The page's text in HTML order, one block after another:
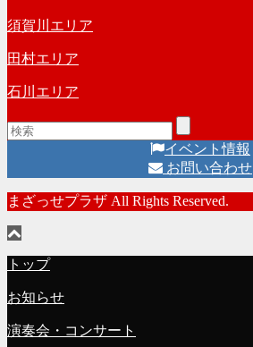
須賀川エリア
田村エリア
石川エリア
イベント情報
お問い合わせ
まざっせプラザ All Rights Reserved.
トップ
お知らせ
演奏会・コンサート